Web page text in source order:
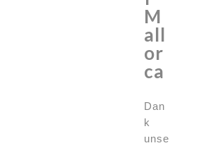
M
all
or
ca
Dan
k
unse